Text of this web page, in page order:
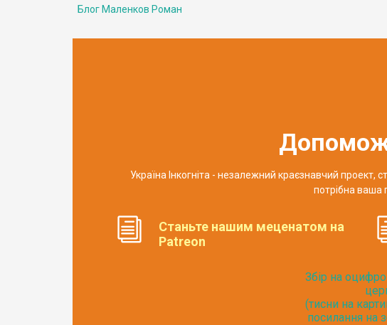
Блог Маленков Роман
Україна Інкогніта - незалежний краєзнавчий
потрібна ваша
Станьте нашим меценатом на
Patreon
Збір на
(тисни на
посилання на